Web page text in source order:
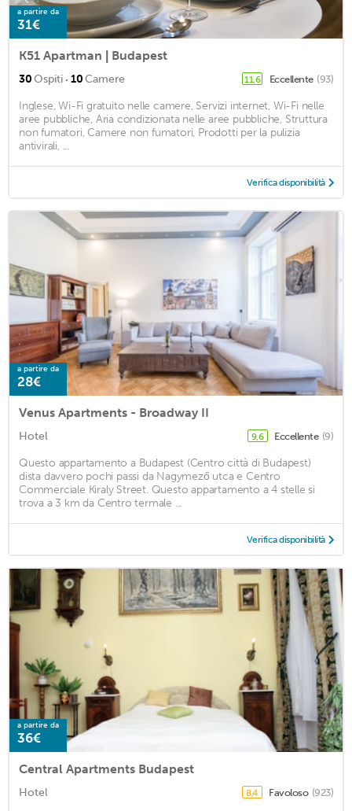
a partire da
31€
K51 Apartman | Budapest
30Ospiti · 10Camere 11,6 Eccellente (93)
Inglese, Wi-Fi gratuito nelle camere, Servizi internet, Wi-Fi nelle
aree pubbliche, Aria condizionata nelle aree pubbliche, Struttura
non fumatori, Camere non fumatori, Prodotti per la pulizia
antivirali, ...
Verifica disponibilità
a partire da
28€
Venus Apartments - Broadway II
Hotel 9,6 Eccellente (9)
Questo appartamento a Budapest (Centro città di Budapest)
dista davvero pochi passi da Nagymező utca e Centro
Commerciale Kiraly Street. Questo appartamento a 4 stelle si
trova a 3 km da Centro termale ...
Verifica disponibilità
a partire da
36€
Central Apartments Budapest
Hotel 8,4 Favoloso (923)